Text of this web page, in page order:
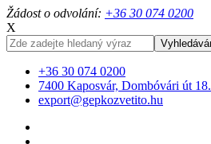
Žádost o odvolání: +36 30 074 0200
X
+36 30 074 0200
7400 Kaposvár, Dombóvári út 18.
export@gepkozvetito.hu